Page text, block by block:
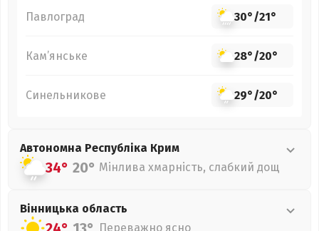
Павлоград 30°/21°
Кам’янське 28°/20°
Синельникове 29°/20°
Автономна Республіка Крим
34° 20° Мінлива хмарність, слабкий дощ
Вінницька область
Переважно ясно